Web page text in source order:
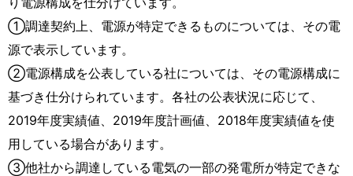
①調達契約上、電源が特定できるものについては、その電
源で表示しています。
②電源構成を公表している社については、その電源構成に
基づき仕分けられています。各社の公表状況に応じて、
2019年度実績値、2019年度計画値、2018年度実績値を使
用している場合があります。
③他社から調達している電気の一部の発電所が特定できな